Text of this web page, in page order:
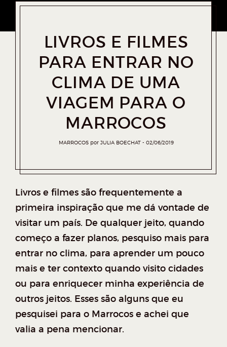
LIVROS E FILMES
PARA ENTRAR NO
CLIMA DE UMA
VIAGEM PARA O
MARROCOS
MARROCOS por JULIA BOECHAT 02/06/2019
Livros e filmes são frequentemente a
primeira inspiração que me dá vontade de
visitar um país. De qualquer jeito, quando
começo a fazer planos, pesquiso mais para
entrar no clima, para aprender um pouco
mais e ter contexto quando visito cidades
ou para enriquecer minha experiência de
outros jeitos. Esses são alguns que eu
pesquisei para o Marrocos e achei que
valia a pena mencionar.